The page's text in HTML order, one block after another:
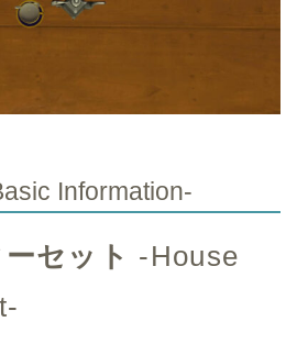
Information-
セット -House